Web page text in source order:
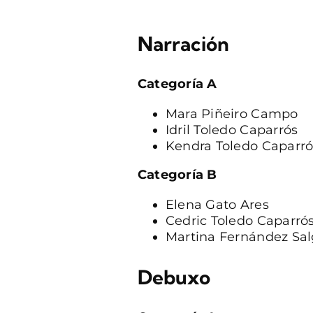
Narración
Categoría A
Mara Piñeiro Campo
Idril Toledo Caparrós
Kendra Toledo
Categoría B
Elena Gato Ares
Cedric Toledo
Martina Fernández
Debuxo